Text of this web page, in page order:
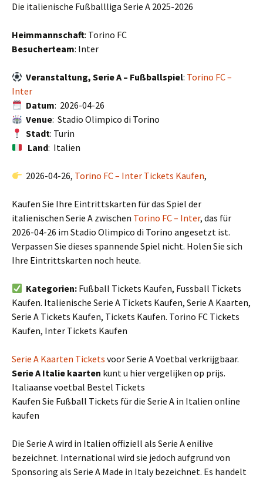
Die italienische Fußballliga Serie A 2025-2026
Heimmannschaft: Torino FC
Besucherteam: Inter
Veranstaltung, Serie A – Fußballspiel: Torino FC –
Inter
Datum: 2026-04-26
Venue: Stadio Olimpico di Torino
Stadt: Turin
Land: Italien
2026-04-26, Torino FC – Inter Tickets Kaufen,
Kaufen Sie Ihre Eintrittskarten für das Spiel der
italienischen Serie A zwischen Torino FC – Inter, das für
2026-04-26 im Stadio Olimpico di Torino angesetzt ist.
Verpassen Sie dieses spannende Spiel nicht. Holen Sie sich
Ihre Eintrittskarten noch heute.
Kategorien: Fußball Tickets Kaufen, Fussball Tickets
Kaufen. Italienische Serie A Tickets Kaufen, Serie A Kaarten,
Serie A Tickets Kaufen, Tickets Kaufen. Torino FC Tickets
Kaufen, Inter Tickets Kaufen
Serie A Kaarten Tickets voor Serie A Voetbal verkrijgbaar.
Serie A Italie kaarten kunt u hier vergelijken op prijs.
Italiaanse voetbal Bestel Tickets
Kaufen Sie Fußball Tickets für die Serie A in Italien online
kaufen
Die Serie A wird in Italien offiziell als Serie A enilive
bezeichnet. International wird sie jedoch aufgrund von
Sponsoring als Serie A Made in Italy bezeichnet. Es handelt